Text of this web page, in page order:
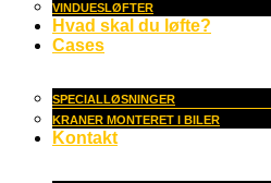
VINDUESLØFTER
Hvad skal du løfte?
Cases
SPECIALLØSNINGER
KRANER MONTERET I BILER
Kontakt